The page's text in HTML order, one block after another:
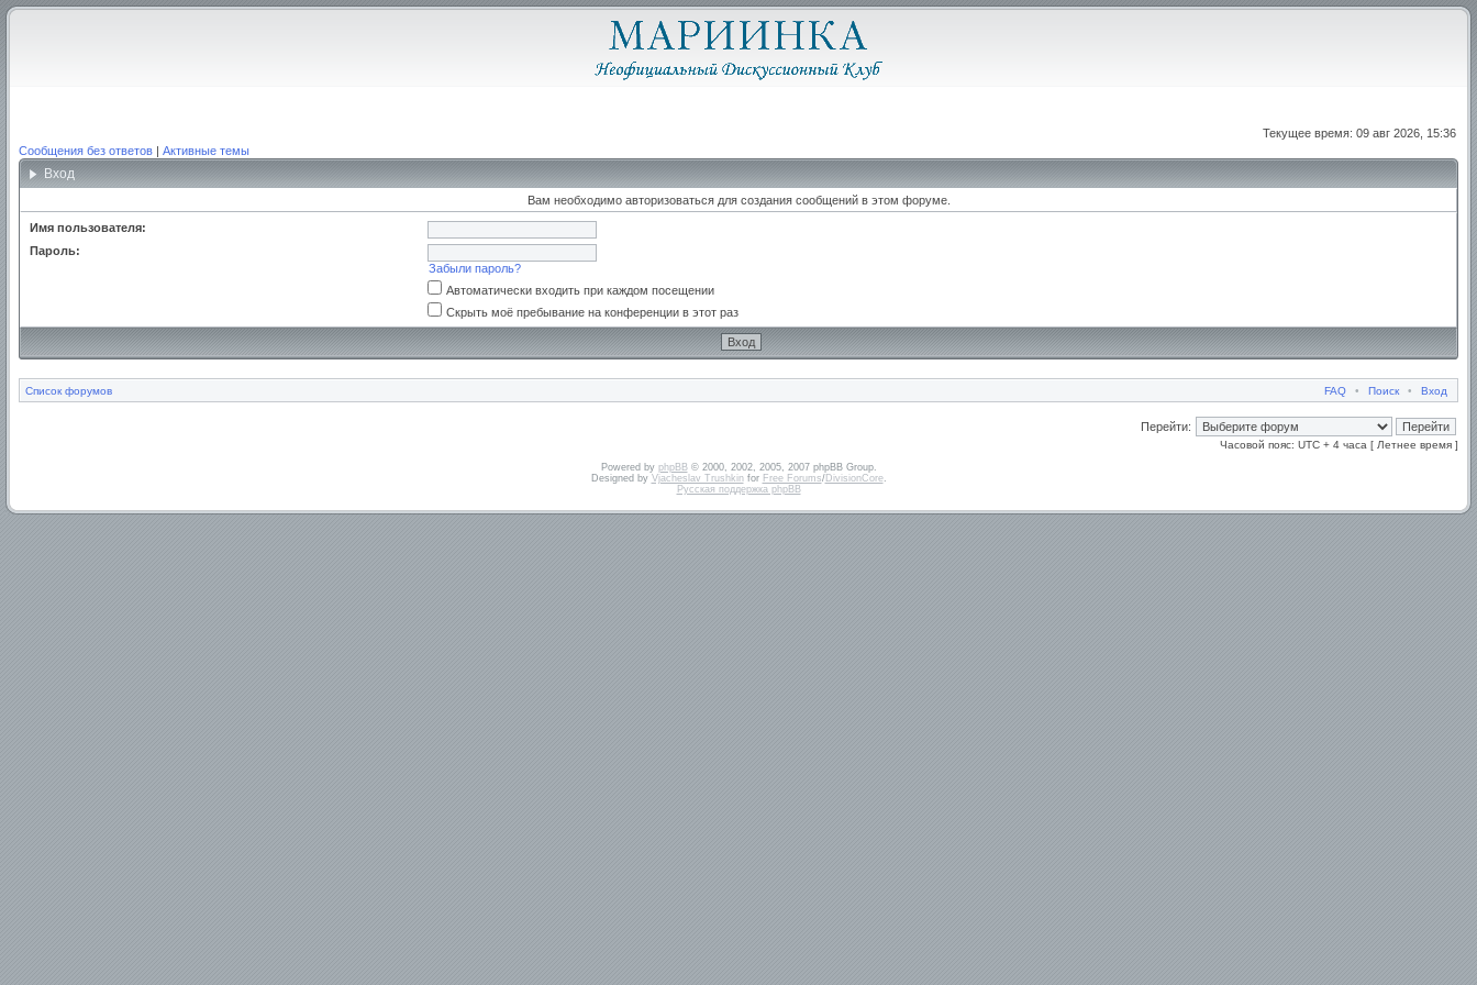
Текущее время: 09 авг 2026, 15:36
Сообщения без ответов | Активные темы
Вход
Вам необходимо авторизоваться для создания сообщений в этом форуме.
Имя пользователя:
Пароль:
Забыли пароль?
Автоматически входить при каждом посещении
Скрыть моё пребывание на конференции в этот раз
Список форумов FAQ • Поиск • Вход
Перейти:
Часовой пояс: UTC + 4 часа [ Летнее время ]
Powered by phpBB© 2000, 2002, 2005, 2007 phpBB Group.
Designed by Vjacheslav Trushkinfor Free Forums/DivisionCore.
Русская поддержка phpBB